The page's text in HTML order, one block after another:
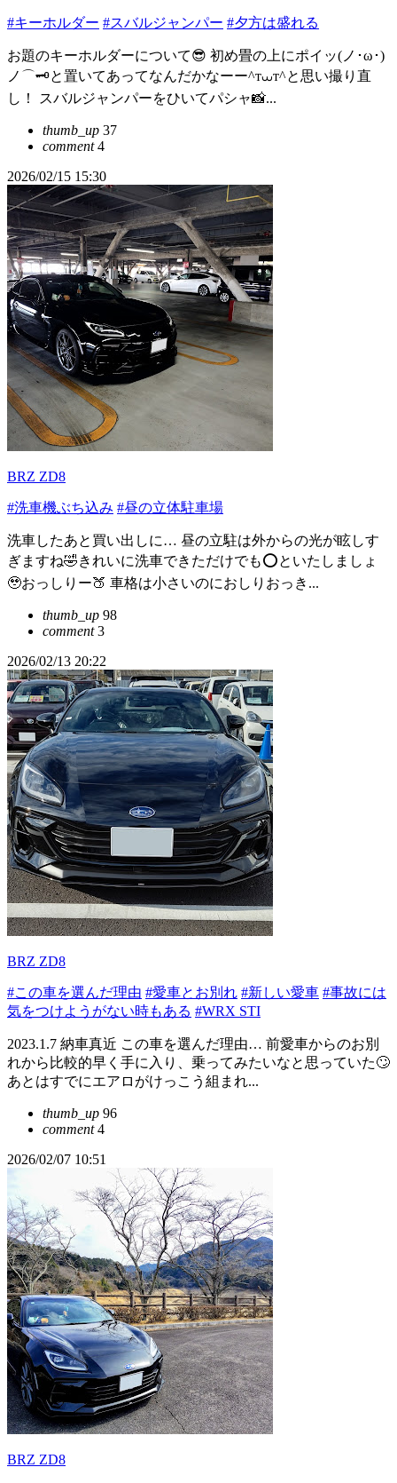
#キーホルダー #スバルジャンパー #夕方は盛れる
お題のキーホルダーについて😎 初め畳の上にポイッ(ノ･ω･)
ノ⌒🗝と置いてあってなんだかなーー^т⩊т^と思い撮り直
し！ スバルジャンパーをひいてパシャ📸...
thumb_up 37
comment4
2026/02/15 15:30
BRZ ZD8
#洗車機ぶち込み #昼の立体駐車場
洗車したあと買い出しに… 昼の立駐は外からの光が眩しす
ぎますね🤣きれいに洗車できただけでも️⭕️といたしましょ
🥹おっしりー🍑 車格は小さいのにおしりおっき...
thumb_up 98
comment3
2026/02/13 20:22
BRZ ZD8
#この車を選んだ理由 #愛車とお別れ #新しい愛車 #事故には
気をつけようがない時もある #WRX STI
2023.1.7 納車真近 この車を選んだ理由… 前愛車からのお別
れから比較的早く手に入り、乗ってみたいなと思っていた🙄
あとはすでにエアロがけっこう組まれ...
thumb_up 96
comment4
2026/02/07 10:51
BRZ ZD8